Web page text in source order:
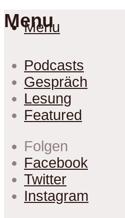
Menu
Menu
Podcasts
Gespräch
Lesung
Featured
Folgen
Facebook
Twitter
Instagram